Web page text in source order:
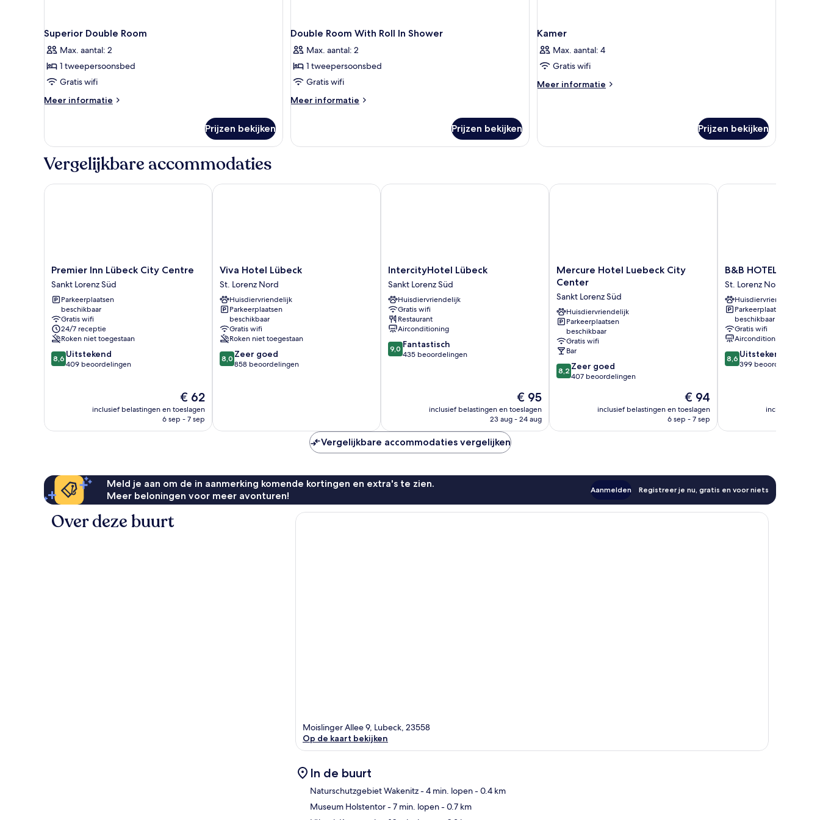
Superior Double Room
Max. aantal: 2
1 tweepersoonsbed
Gratis wifi
Meer informatie
Meer
Double
Prijzen bekijken
Double Room With Roll In Shower
Max. aantal: 2
1 tweepersoonsbed
Gratis wifi
Meer informatie
Meer
Room
Shower
Prijzen bekijken
Kamer
Max. aantal: 4
Gratis wifi
Meer informatie
Meer
Prijzen bekijken
Vergelijkbare accommodaties
Premier
Inn
Lübeck
City
Centre
Sankt
Lorenz
Süd
Premier Inn Lübeck City Centre
Sankt Lorenz Süd
Parkeerplaatsen
beschikbaar
Gratis wifi
24/7 receptie
Roken niet toegestaan
8.6
van
beoordelingen
8,6 Uitstekend
409 beoordelingen
De
prijs
is
€ 62
inclusief belastingen en toeslagen
6 sep - 7 sep
Premier Inn Lübeck City Centre
Viva
Hotel
Lübeck
St.
Lorenz
Nord
Viva Hotel Lübeck
St. Lorenz Nord
Huisdiervriendelijk
Parkeerplaatsen
beschikbaar
Gratis wifi
Roken niet toegestaan
8.0
van
8,0 Zeer goed
858 beoordelingen
Viva Hotel Lübeck
IntercityHotel
Lübeck
Sankt
Lorenz
Süd
IntercityHotel Lübeck
Sankt Lorenz Süd
Huisdiervriendelijk
Gratis wifi
Restaurant
Airconditioning
9.0
van
9,0 Fantastisch
435 beoordelingen
De
prijs
is
€ 95
inclusief belastingen en toeslagen
23 aug - 24 aug
IntercityHotel Lübeck
Mercure
Hotel
City
Center
Sankt
Lorenz
Süd
Mercure Hotel Luebeck City
Center
Sankt Lorenz Süd
Huisdiervriendelijk
Parkeerplaatsen
beschikbaar
Gratis wifi
Bar
8.2
van
beoordelingen
8,2 Zeer goed
407 beoordelingen
De
prijs
is
€ 94
inclusief belastingen en toeslagen
6 sep - 7 sep
Mercure Hotel Luebeck City Center
B&B
HOTEL
Lübeck-
Hbf
St.
Lorenz
Nord
B&B HOTEL
St. Lorenz Nord
Huisdiervriendelijk
Parkeerplaatsen
beschikbaar
Gratis wifi
Airconditioning
8.6
van
beoordelingen
8,6 Uitstekend
399 beoordelingen
inclusief
B&B HOTEL Lübeck-
Vergelijkbare accommodaties vergelijken
Meld je aan om de in aanmerking komende kortingen en extra's te zien.
Meer beloningen voor meer avonturen!
Aanmelden Registreer je nu, gratis en voor niets
Over deze buurt
Moislinger Allee 9, Lubeck, 23558
Op de kaart bekijken
In de buurt
Naturschutzgebiet Wakenitz- 4 min. lopen- 0.4 km
Museum Holstentor- 7 min. lopen- 0.7 km